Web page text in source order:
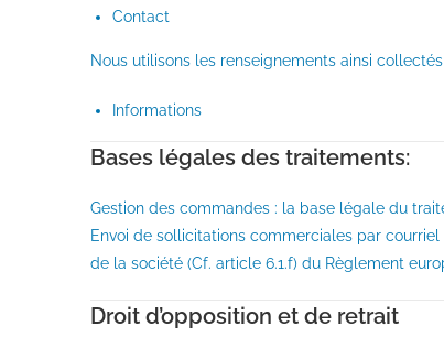
Contact
Nous utilisons les renseignements ainsi
Informations
Bases légales des traitements:
Gestion des commandes : la base légale du
Envoi de sollicitations commerciales par
de la société (Cf. article 6.1.f) du Règlement
Droit d’opposition et de retrait